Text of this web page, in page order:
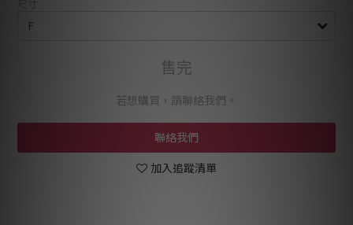
售完
若想購買，請聯絡我們。
聯絡我們
加入追蹤清單